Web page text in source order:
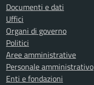
Documenti e dati
Uffici
Organi di governo
Politici
Aree amministrative
Personale amministrativo
Enti e fondazioni